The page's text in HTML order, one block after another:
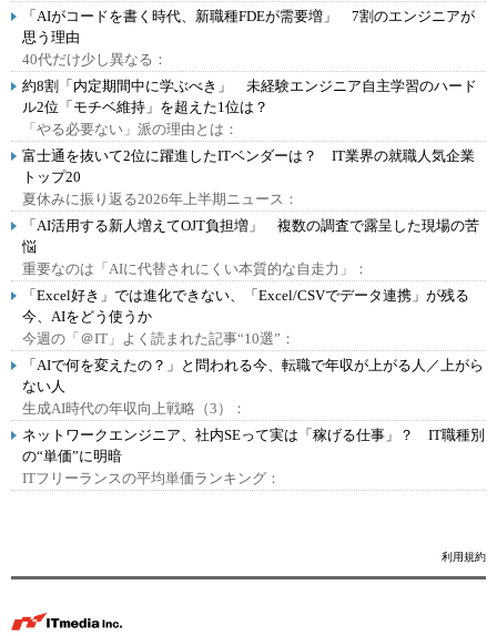
「AIがコードを書く時代、新職種FDEが需要増」 7割のエンジニアが
思う理由
40代だけ少し異なる：
約8割「内定期間中に学ぶべき」 未経験エンジニア自主学習のハード
ル2位「モチベ維持」を超えた1位は？
「やる必要ない」派の理由とは：
富士通を抜いて2位に躍進したITベンダーは？ IT業界の就職人気企業
トップ20
夏休みに振り返る2026年上半期ニュース：
「AI活用する新人増えてOJT負担増」 複数の調査で露呈した現場の苦
悩
重要なのは「AIに代替されにくい本質的な自走力」：
「Excel好き」では進化できない、「Excel/CSVでデータ連携」が残る
今、AIをどう使うか
今週の「＠IT」よく読まれた記事“10選”：
「AIで何を変えたの？」と問われる今、転職で年収が上がる人／上がら
ない人
生成AI時代の年収向上戦略（3）：
ネットワークエンジニア、社内SEって実は「稼げる仕事」？ IT職種別
の“単価”に明暗
ITフリーランスの平均単価ランキング：
利用規約